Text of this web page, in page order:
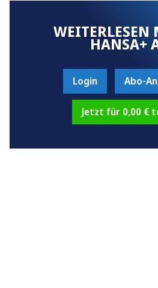
WEITERLESEN
HANSA+
Login Abo-
Jetzt für 0,00 €